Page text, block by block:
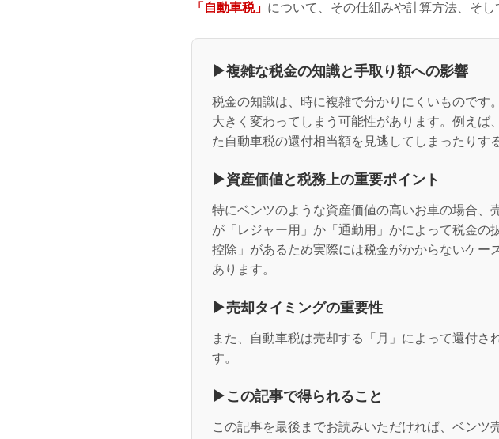
「自動車税」 について、その仕組みや計算方法、そ
▶複雑な税金の知識と手取り額への影響
税金の知識は、時に複雑で分かりにくいもので
大きく変わってしまう可能性があります。例えば
た自動車税の還付相当額を見逃してしまったりす
▶資産価値と税務上の重要ポイント
特にベンツのような資産価値の高いお車の場合、
が「レジャー用」か「通勤用」かによって税金の
控除」があるため実際には税金がかからないケー
あります。
▶売却タイミングの重要性
また、自動車税は売却する「月」によって還付
す。
▶この記事で得られること
この記事を最後までお読みいただければ、ベン